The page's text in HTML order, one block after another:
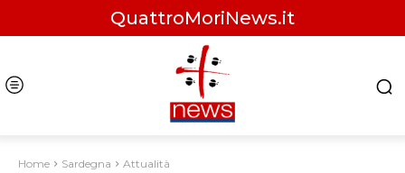
QuattroMoriNews.it
Home Sardegna Attualità